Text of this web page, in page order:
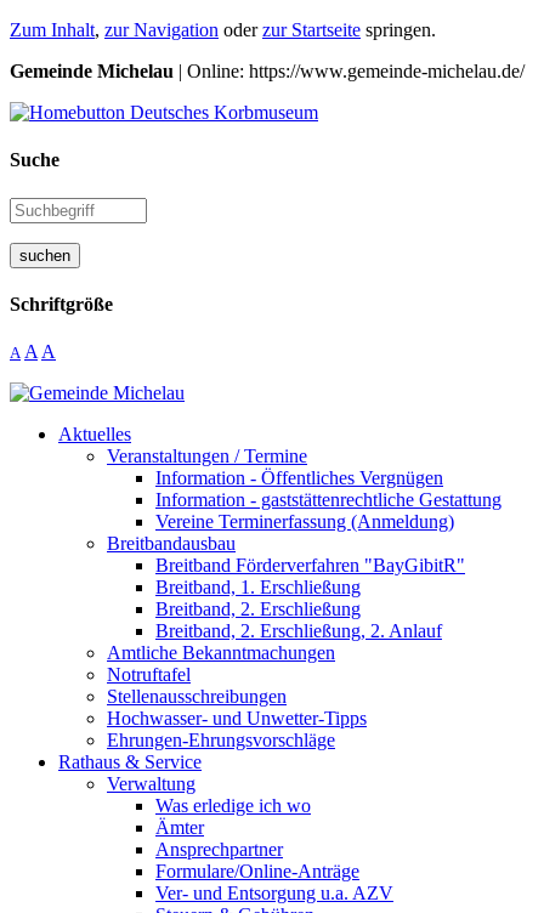
Zum Inhalt, zur Navigation oderzur Startseite springen.
Gemeinde Michelau | Online: https://www.gemeinde-michelau.de/
Suche
suchen
Schriftgröße
A A A
Aktuelles
Veranstaltungen / Termine
Information - Öffentliches Vergnügen
Information - gaststättenrechtliche Gestattung
Vereine Terminerfassung (Anmeldung)
Breitbandausbau
Breitband Förderverfahren "BayGibitR"
Breitband, 1. Erschließung
Breitband, 2. Erschließung
Breitband, 2. Erschließung, 2. Anlauf
Amtliche Bekanntmachungen
Notruftafel
Stellenausschreibungen
Hochwasser- und Unwetter-Tipps
Ehrungen-Ehrungsvorschläge
Rathaus & Service
Verwaltung
Was erledige ich wo
Ämter
Ansprechpartner
Formulare/Online-Anträge
Ver- und Entsorgung u.a. AZV